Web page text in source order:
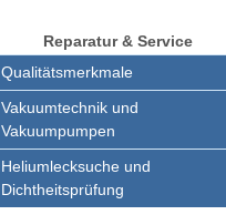
Reparatur & Service
Qualitätsmerkmale
Vakuumtechnik und
Vakuumpumpen
Heliumlecksuche und
Dichtheitsprüfung